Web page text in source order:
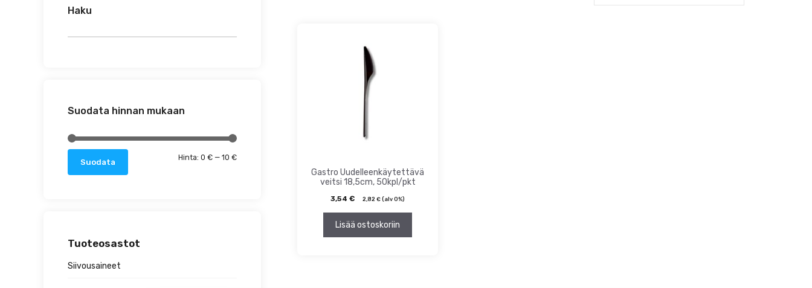
Gastro Uudelleenkäytettävä
veitsi 18,5cm, 50kpl/pkt
3,54€ 2,82€ (alv 0%)
Lisää ostoskoriin
Haku
Suodata hinnan mukaan
Minimihinta
Maksimihinta
Suodata Hinta: 0 € — 10 €
Tuoteosastot
Siivousaineet